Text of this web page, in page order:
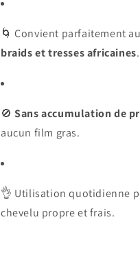
🌀 Convient parfaitement
braids et tresses africaines.
🚫Sans accumulation de
aucun film gras.
👌 Utilisation quotidienne
chevelu propre et frais.